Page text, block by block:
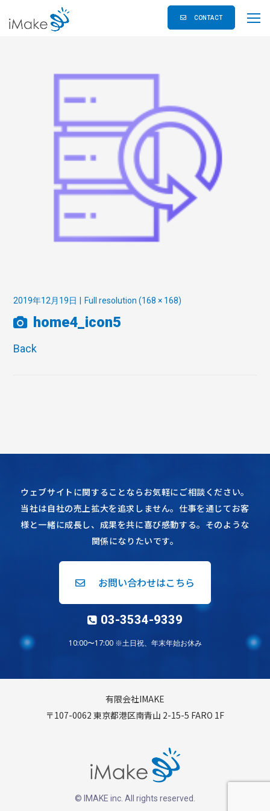
CONTACT
2019年12月19日 Full resolution (168 × 168)
home4_icon5
Back
ウェブサイトに関することならお気軽にご相談ください。
当社は自社の売上拡大を追求しません。仕事を通じてお客
様と一緒に成長し、成果を共に喜び感動する。そのような
関係になりたいです。
お問い合わせはこちら
03-3534-9339
10:00〜17:00 ※土日祝、年末年始お休み
有限会社IMAKE
〒107-0062 東京都港区南青山 2-15-5 FARO 1F
© IMAKE inc. All rights reserved.